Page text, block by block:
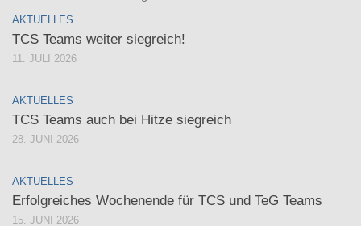
AKTUELLES
TCS Teams weiter siegreich!
11. JULI 2026
AKTUELLES
TCS Teams auch bei Hitze siegreich
28. JUNI 2026
AKTUELLES
Erfolgreiches Wochenende für TCS und TeG Teams
15. JUNI 2026